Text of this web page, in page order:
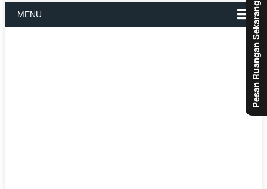
MENU Pesan Ruangan Sekarang